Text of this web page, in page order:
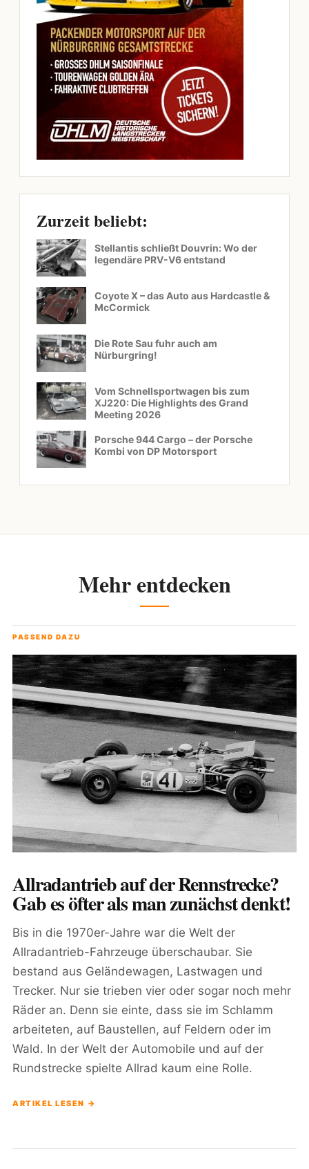
Zurzeit beliebt:
Stellantis schließt Douvrin: Wo der
legendäre PRV-V6 entstand
Coyote X – das Auto aus Hardcastle &
McCormick
Die Rote Sau fuhr auch am
Nürburgring!
Vom Schnellsportwagen bis zum
XJ220: Die Highlights des Grand
Meeting 2026
Porsche 944 Cargo – der Porsche
Kombi von DP Motorsport
Mehr entdecken
PASSEND DAZU
Allradantrieb auf der Rennstrecke?
Gab es öfter als man zunächst denkt!
Bis in die 1970er-Jahre war die Welt der
Allradantrieb-Fahrzeuge überschaubar. Sie
bestand aus Geländewagen, Lastwagen und
Trecker. Nur sie trieben vier oder sogar noch mehr
Räder an. Denn sie einte, dass sie im Schlamm
arbeiteten, auf Baustellen, auf Feldern oder im
Wald. In der Welt der Automobile und auf der
Rundstrecke spielte Allrad kaum eine Rolle.
ARTIKEL LESEN →